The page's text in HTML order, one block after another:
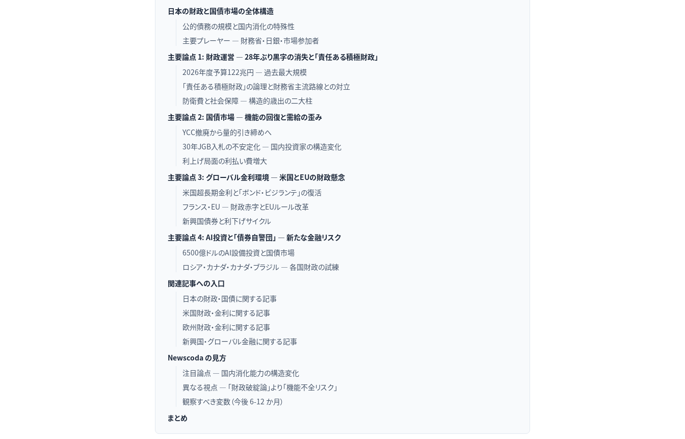
日本の財政と国債市場の全体構造
公的債務の規模と国内消化の特殊性
主要プレーヤー — 財務省・日銀・市場参加者
主要論点 1: 財政運営 — 28年ぶり黒字の消失と「責任ある積極財政」
2026年度予算122兆円 — 過去最大規模
「責任ある積極財政」の論理と財務省主流路線との対立
防衛費と社会保障 — 構造的歳出の二大柱
主要論点 2: 国債市場 — 機能の回復と需給の歪み
YCC撤廃から量的引き締めへ
30年JGB入札の不安定化 — 国内投資家の構造変化
利上げ局面の利払い費増大
主要論点 3: グローバル金利環境 — 米国とEUの財政懸念
米国超長期金利と「ボンド・ビジランテ」の復活
フランス・EU — 財政赤字とEUルール改革
新興国債券と利下げサイクル
主要論点 4: AI投資と「債券自警団」 — 新たな金融リスク
6500億ドルのAI設備投資と国債市場
ロシア・カナダ・カナダ・ブラジル — 各国財政の試練
関連記事への入口
日本の財政・国債に関する記事
米国財政・金利に関する記事
欧州財政・金利に関する記事
新興国・グローバル金融に関する記事
Newscoda の見方
注目論点 — 国内消化能力の構造変化
異なる視点 — 「財政破綻論」より「機能不全リスク」
観察すべき変数（今後 6-12 か月）
まとめ